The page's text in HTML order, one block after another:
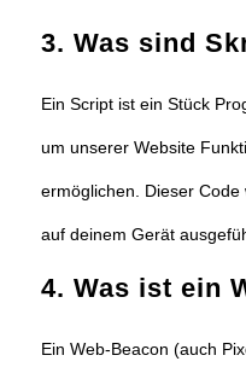
3. Was sind
Ein Script ist ein Stück
um unserer Website
ermöglichen. Dieser
auf deinem Gerät
4. Was ist ein
Ein Web-Beacon (auch